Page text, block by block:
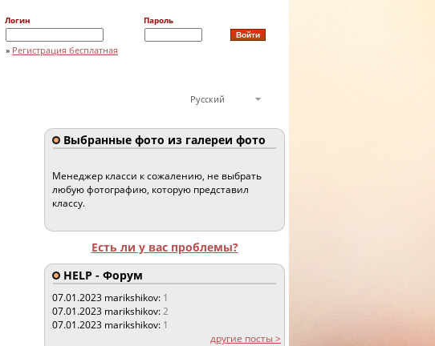
Логин Пароль
» Регистрация бесплатная
Русский
Выбранные фото из галереи фото
Менеджер класси к сожалению, не выбрать
любую фотографию, которую представил
классу.
Есть ли у вас проблемы?
HELP - Форум
07.01.2023 marikshikov: 1
07.01.2023 marikshikov:2
07.01.2023 marikshikov: 1
другие посты >